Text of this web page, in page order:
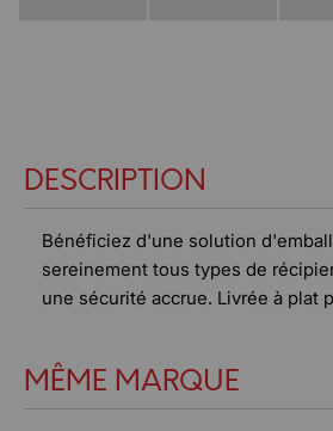
DESCRIPTION
Bénéficiez d'une solution
sereinement tous types de
une sécurité accrue. Livrée à plat
MÊME MARQUE